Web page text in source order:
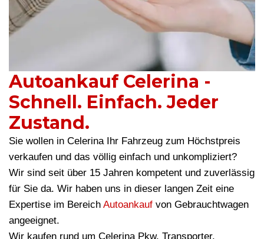
Autoankauf Celerina -
Schnell. Einfach. Jeder
Zustand.
Sie wollen in Celerina Ihr Fahrzeug zum Höchstpreis
verkaufen und das völlig einfach und unkompliziert?
Wir sind seit über 15 Jahren kompetent und zuverlässig
für Sie da. Wir haben uns in dieser langen Zeit eine
Expertise im Bereich Autoankauf von Gebrauchtwagen
angeeignet.
Wir kaufen rund um Celerina Pkw, Transporter,